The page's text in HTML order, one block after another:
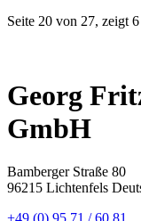
Seite 20 von 27, zeigt
Georg
GmbH
Bamberger Straße 80
96215 Lichtenfels
+49 (0) 95 71 / 60 81